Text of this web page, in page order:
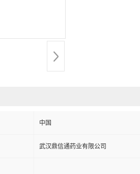
中国
武汉鼎信通药业有限公司